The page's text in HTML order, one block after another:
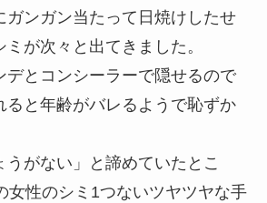
ガンガン当たって日焼けしたせ
が次々と出てきました。
デとコンシーラーで隠せるので
ると年齢がバレるようで恥ずか
うがない」と諦めていたとこ
女性のシミ1つないツヤツヤな手